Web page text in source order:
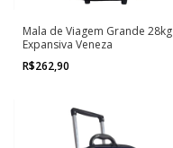
Mala de Viagem Grande 28kg
Expansiva Veneza
R$262,90